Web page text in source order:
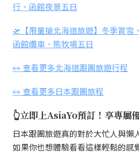
行、函館夜景五日
🛫【限量搶北海道旅遊】冬季賞雪
函館纜車、熊牧場五日
👀 查看更多北海道跟團旅遊行程
👀 查看更多日本跟團旅程
👆立即上AsiaYo預訂！享專屬
日本跟團旅遊真的對於大忙人與懶
如果你也想體驗看看這樣輕鬆的感